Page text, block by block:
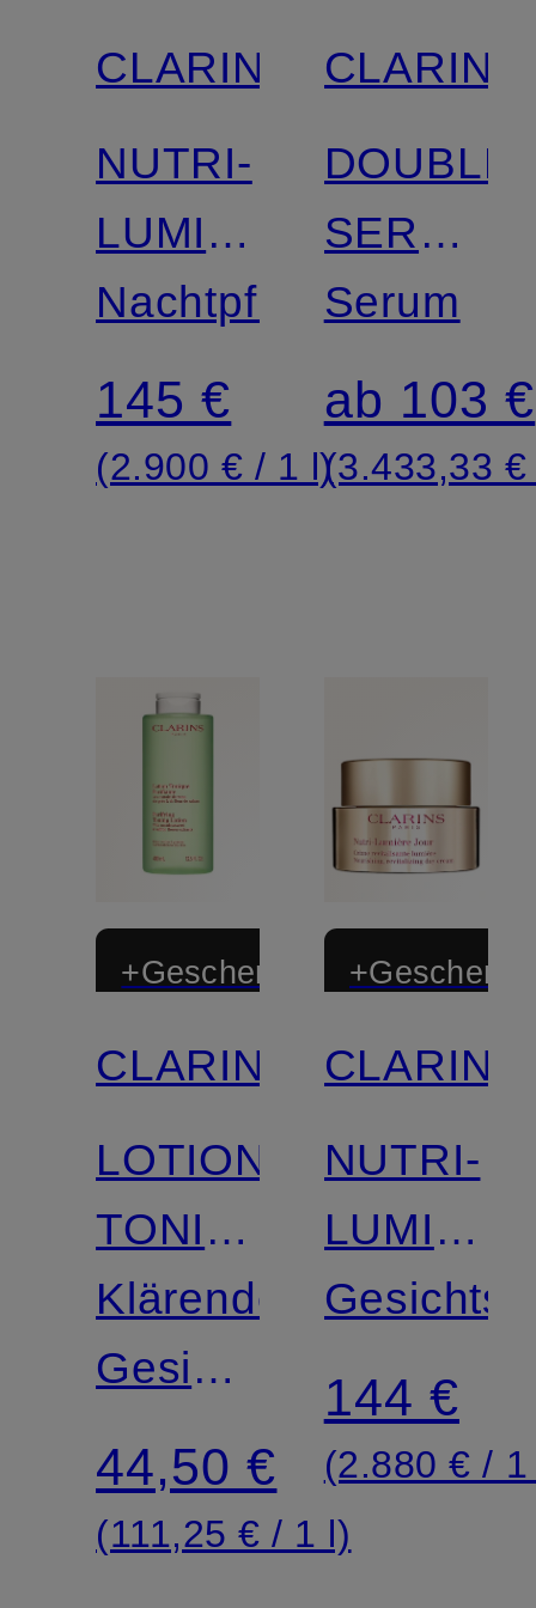
Zertifiziert
CLARINS
NUTRI-
LUMIÈRE
NUIT
Nachtpflege
145 €
(2.900 € / 1 l)
Zertifiziert
CLARINS
DOUBLE
SERUM
LIGHT
Serum
ab 103 €
(3.433,33
+Geschenk
Limitiert
CLARINS
LOTION
TONIQUE
PURIFIANTE
Klärende
Gesichtslotion
für
Misch-
44,50 €
(111,25 € / 1 l)
+Geschenk
Zertifiziert
CLARINS
NUTRI-
LUMIÈRE
JOUR
144 €
(2.880 € /